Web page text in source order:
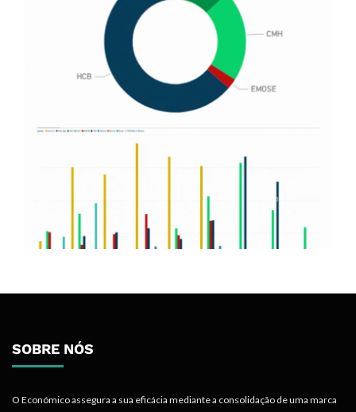
SOBRE NÓS
O Económico assegura a sua eficácia mediante a consolidação de uma marca